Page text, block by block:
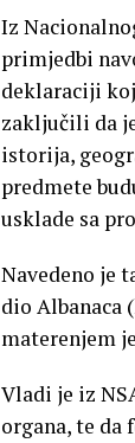
Iz
primjedbi
deklaraciji
zaključili da
istorija,
predmete
usklade sa
Navedeno je
dio Albanaca
materenjem
Vladi je iz
organa, te